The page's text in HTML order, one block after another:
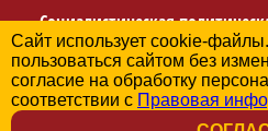
Социалистическая
РОССИЯ
Региональное отделение
© 2006-
Политика в отношении
Сайт использует cookie-
пользоваться сайтом без
согласие на обработку
соответствии с Правовая